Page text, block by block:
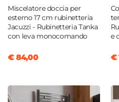
Tipo Cartuccia
Ceramica
Caratteristiche
Cromo
Leva monocomando
Altezza
Miscelatore doccia per
esterno 17 cm rubinetteria
Jacuzzi - Rubinetteria Tanka
con leva monocomando
€ 84,00
e
€